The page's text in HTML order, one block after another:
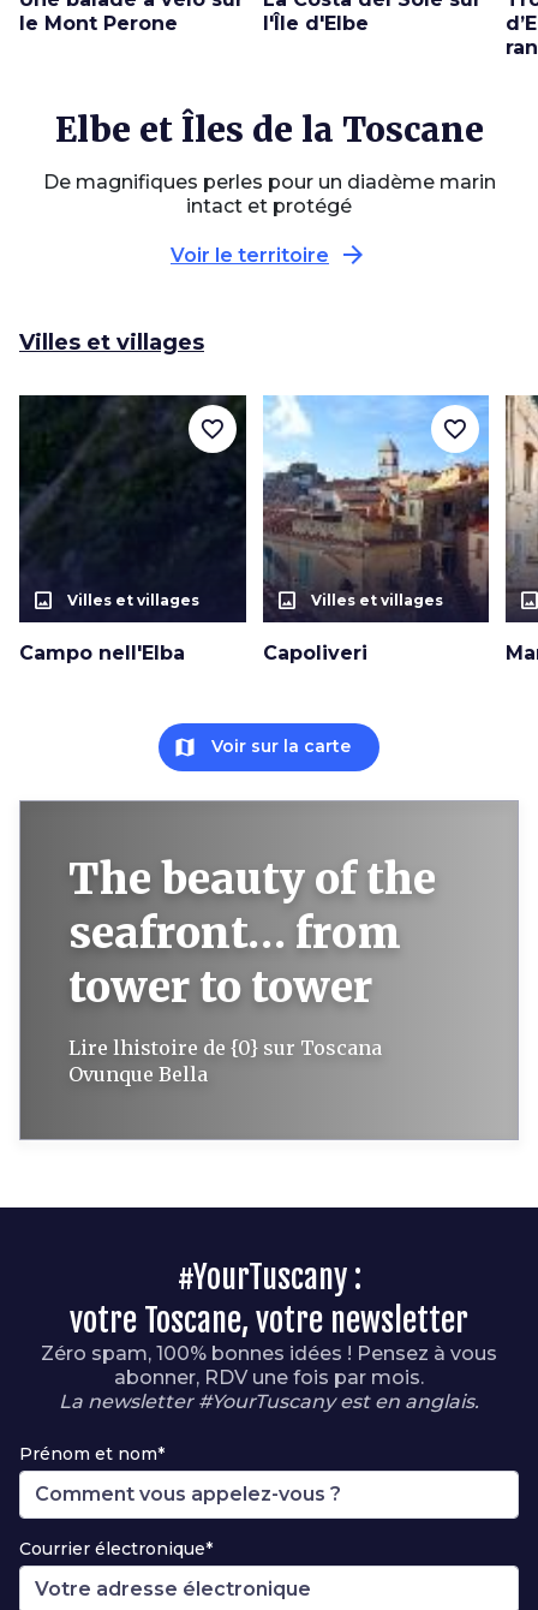
le Mont Perone
l'Île d'Elbe
Elbe et Îles de la Toscane
De magnifiques perles pour un diadème marin
intact et protégé
Voir le territoire arrow_forward
Villes et villages
photo_size_select_actual Villes et villages
Campo nell'Elba
favorite_border
photo_size_select_actual Villes et villages
Capoliveri
favorite_border
map Voir sur la carte
The beauty of the
seafront… from
tower to tower
Lire lhistoire de {0} sur Toscana
Ovunque Bella
#YourTuscany :
votre Toscane, votre newsletter
Zéro spam, 100% bonnes idées ! Pensez à vous
abonner, RDV une fois par mois.
La newsletter #YourTuscany est en anglais.
Prénom et nom*
Courrier électronique*